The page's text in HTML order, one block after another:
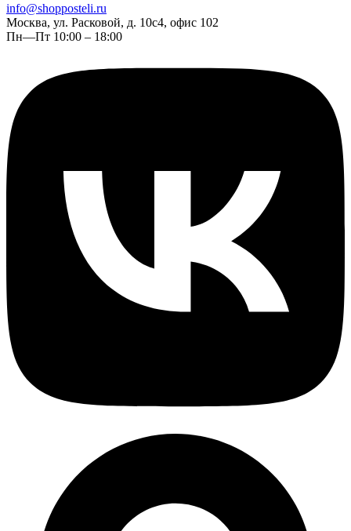
info@shopposteli.ru
Москва, ул. Расковой, д. 10с4, офис 102
Пн—Пт 10:00 – 18:00